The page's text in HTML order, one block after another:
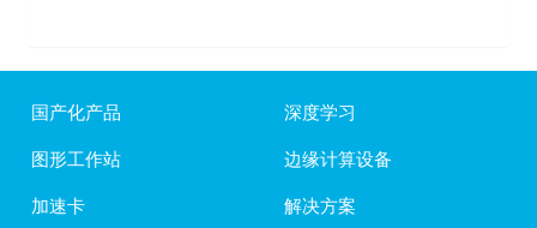
国产化产品
深度学习
图形工作站
边缘计算设备
加速卡
解决方案